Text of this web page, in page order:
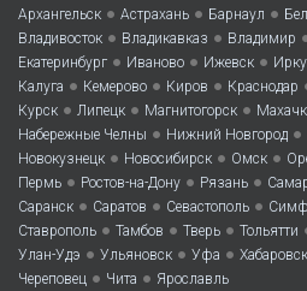
Архангельск • Астрахань • Барнаул •
Владивосток • Владикавказ • Владимир
Екатеринбург • Иваново • Ижевск •
Калуга • Кемерово • Киров • Краснодар
Курск • Липецк • Магнитогорск •
Набережные Челны • Нижний Новгород •
Новокузнецк • Новосибирск • Омск •
Пермь • Ростов-на-Дону • Рязань •
Саранск • Саратов • Севастополь •
Ставрополь • Тамбов • Тверь • Тольятти
Улан-Удэ • Ульяновск • Уфа • Хабаровск
Череповец • Чита • Ярославль